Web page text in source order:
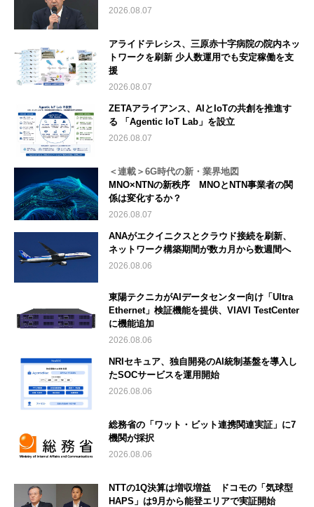
2026.08.07
アライドテレシス、三原赤十字病院の院内ネッ
トワークを刷新 少人数運用でも安定稼働を支
援
2026.08.07
ZETAアライアンス、AIとIoTの共創を推進す
る 「Agentic IoT Lab」を設立
2026.08.07
＜連載＞6G時代の新・業界地図
MNO×NTNの新秩序 MNOとNTN事業者の関
係は変化するか？
2026.08.07
ANAがエクイニクスとクラウド接続を刷新、
ネットワーク構築期間が数カ月から数週間へ
2026.08.06
東陽テクニカがAIデータセンター向け「Ultra
Ethernet」検証機能を提供、VIAVI TestCenter
に機能追加
2026.08.06
NRIセキュア、独自開発のAI統制基盤を導入し
たSOCサービスを運用開始
2026.08.06
総務省の「ワット・ビット連携関連実証」に7
機関が採択
2026.08.06
NTTの1Q決算は増収増益 ドコモの「気球型
HAPS」は9月から能登エリアで実証開始